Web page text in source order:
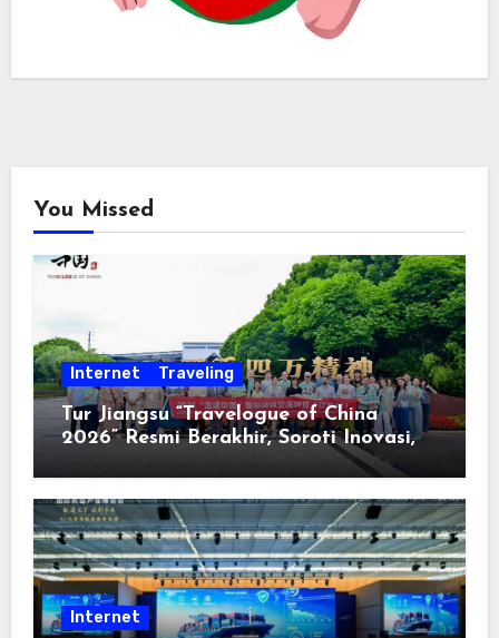
You Missed
Internet Traveling
Tur Jiangsu “Travelogue of China
2026” Resmi Berakhir, Soroti Inovasi,
Keterbukaan, dan Pembangunan
Berorientasi pada Masyarakat
Internet